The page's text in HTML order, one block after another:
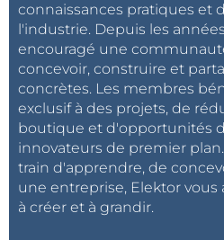
connaissances pratiques et
l'industrie. Depuis les
encouragé une
concevoir, construire et
concrètes. Les membres
exclusif à des projets, de
boutique et d'opportunités
innovateurs de premier
train d'apprendre, de
une entreprise, Elektor vous
à créer et à grandir.